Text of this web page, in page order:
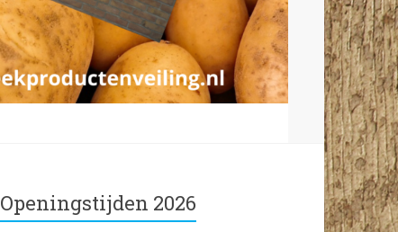
Openingstijden 2026